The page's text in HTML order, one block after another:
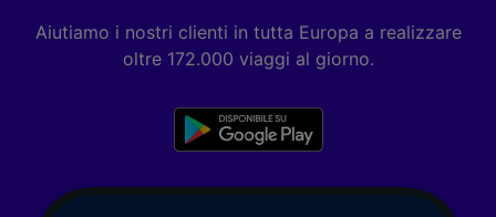
Aiutiamo i nostri clienti in tutta Europa a realizzare
oltre 172.000 viaggi al giorno.